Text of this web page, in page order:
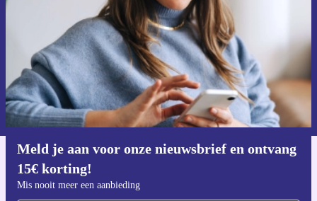
Meld je aan voor onze nieuwsbrief en ontvang
15€ korting!
Mis nooit meer een aanbieding
Voucher aanvragen
Informatie over het gebruik van persoonsgegevens vind je in ons
privacybeleid.
Voor iOS en Android